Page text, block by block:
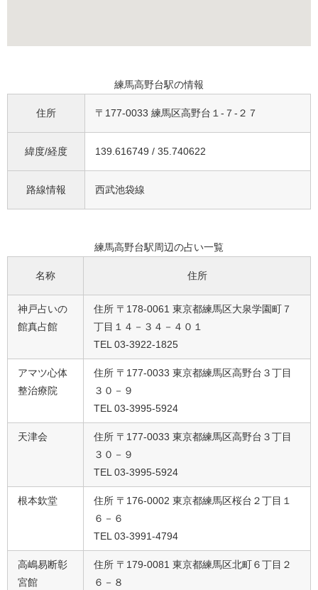
練馬高野台駅の情報
住所 〒177-0033 練馬区高野台１-７-２７
緯度/経度 139.616749 / 35.740622
路線情報 西武池袋線
練馬高野台駅周辺の占い一覧
名称 住所
神戸占いの
館真占館
住所 〒178-0061 東京都練馬区大泉学園町７
丁目１４－３４－４０１
TEL 03-3922-1825
アマツ心体
整治療院
住所 〒177-0033 東京都練馬区高野台３丁目
３０－９
TEL 03-3995-5924
天津会
住所 〒177-0033 東京都練馬区高野台３丁目
３０－９
TEL 03-3995-5924
根本欽堂
住所 〒176-0002 東京都練馬区桜台２丁目１
６－６
TEL 03-3991-4794
高嶋易断彰
宮館
住所 〒179-0081 東京都練馬区北町６丁目２
６－８